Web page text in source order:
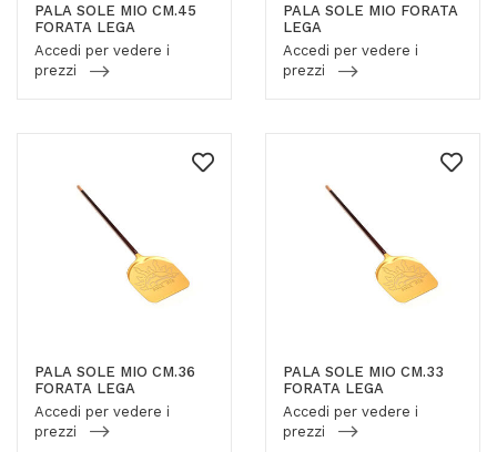
PALA SOLE MIO CM.45
FORATA LEGA
Accedi per vedere i
prezzi
PALA SOLE MIO FORATA
LEGA
Accedi per vedere i
prezzi
PALA SOLE MIO CM.36
FORATA LEGA
Accedi per vedere i
prezzi
PALA SOLE MIO CM.33
FORATA LEGA
Accedi per vedere i
prezzi